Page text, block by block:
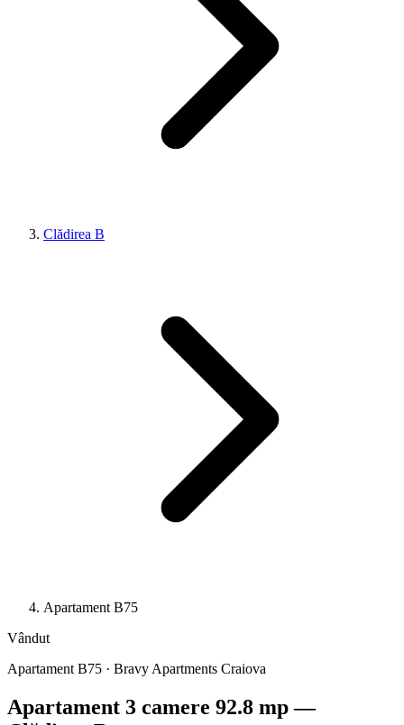
Clădirea B
Apartament B75
Vândut
Apartament B75 · Bravy Apartments Craiova
Apartament 3 camere 92.8 mp —